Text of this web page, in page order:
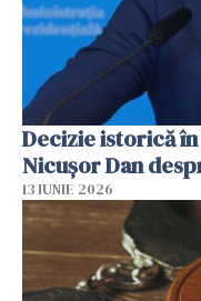
Decizie istorică
Nicușor Dan
13 IUNIE 2026